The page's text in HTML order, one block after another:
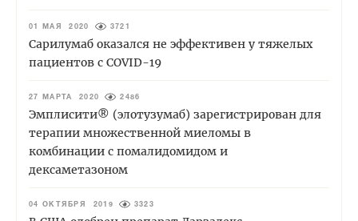
01 МАЯ 2020 3721
Сарилумаб оказался не эффективен у тяжелых
пациентов с COVID-19
27 МАРТА 2020 2486
Эмплисити® (элотузумаб) зарегистрирован для
терапии множественной миеломы в
комбинации с помалидомидом и
дексаметазоном
04 ОКТЯБРЯ 2019 3323